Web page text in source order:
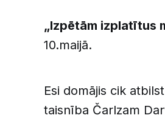
„Izpētām izplatītus
10.maijā.
Esi domājis cik
taisnība Čarlzam